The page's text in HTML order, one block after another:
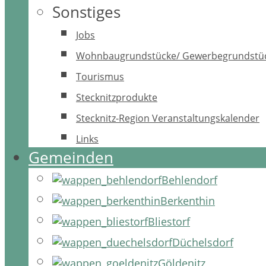
Sonstiges
Jobs
Wohnbaugrundstücke/
Tourismus
Stecknitzprodukte
Stecknitz-Region Veranstaltungskalender
Links
Gemeinden
Behlendorf
Berkenthin
Bliestorf
Düchelsdorf
Göldenitz